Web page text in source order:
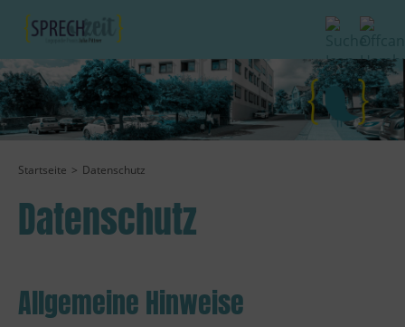
Startseite Datenschutz
Datenschutz
Allgemeine Hinweise